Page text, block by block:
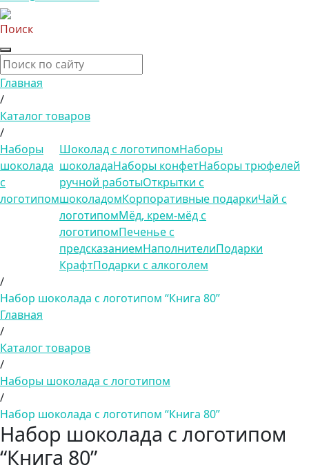
Поиск
Главная
/
Каталог товаров
/
Наборы
шоколада
с
логотипом
Шоколад с логотипомНаборы
шоколадаНаборы конфетНаборы трюфелей
ручной работыОткрытки с
шоколадомКорпоративные подаркиЧай с
логотипомМёд, крем-мёд с
логотипомПеченье с
предсказаниемНаполнителиПодарки
КрафтПодарки с алкоголем
/
Набор шоколада с логотипом “Книга 80”
Главная
/
Каталог товаров
/
Наборы шоколада с логотипом
/
Набор шоколада с логотипом “Книга 80”
Набор шоколада с логотипом
“Книга 80”